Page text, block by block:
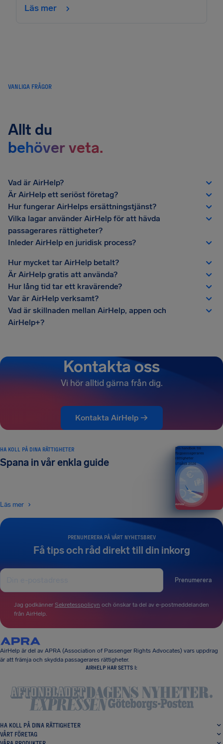
Läs mer
VANLIGA FRÅGOR
Allt du
behöver veta.
Vad är AirHelp?
Är AirHelp ett seriöst företag?
Hur fungerar AirHelps ersättningstjänst?
Vilka lagar använder AirHelp för att hävda
passagerares rättigheter?
Inleder AirHelp en juridisk process?
Hur mycket tar AirHelp betalt?
Är AirHelp gratis att använda?
Hur lång tid tar ett kravärende?
Var är AirHelp verksamt?
Vad är skillnaden mellan AirHelp, appen och
AirHelp+?
Kontakta oss
Vi hör alltid gärna från dig.
Kontakta AirHelp →
PRENUMERERA PÅ VÅRT NYHETSBREV
Få tips och råd direkt till din inkorg
Prenumerera
Jag godkänner Sekretesspolicyn och önskar ta del av e-postmeddelanden
från AirHelp.
HA KOLL PÅ DINA RÄTTIGHETER
Spana in vår enkla guide
Läs mer
Din handbok till
flygpassagerares
rättigheter
UTGÅVA 2026
AirHelp är del av APRA (Association of Passenger Rights Advocates) vars uppdrag
är att främja och skydda passagerares rättigheter.
AIRHELP HAR SETTS I:
HA KOLL PÅ DINA RÄTTIGHETER
VÅRT FÖRETAG